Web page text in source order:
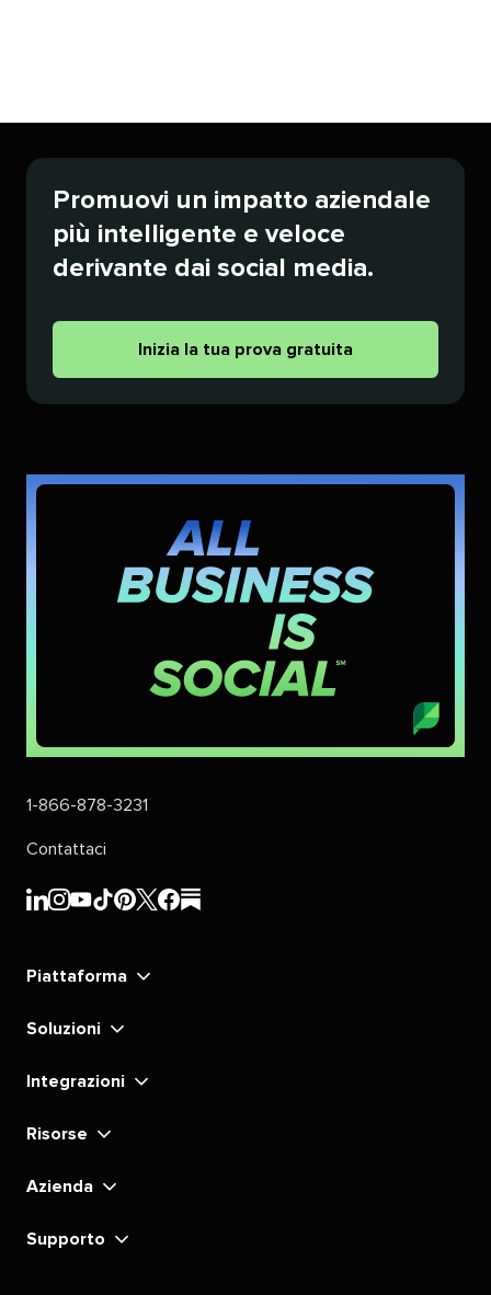
Promuovi un impatto aziendale
più intelligente e veloce
derivante dai social media.​​
Inizia la tua prova gratuita​​
1-866-878-3231​​
Contattaci​​
Sprout
LinkedIn​​
Sprout
Instagram​​
Sprout
YouTube​​
Sprout
TikTok​​
Sprout
Pinterest​​
Sprout
Sprout
Sprout
Piattaforma​​
Soluzioni​​
Integrazioni​​
Risorse​​
Azienda​​
Supporto​​